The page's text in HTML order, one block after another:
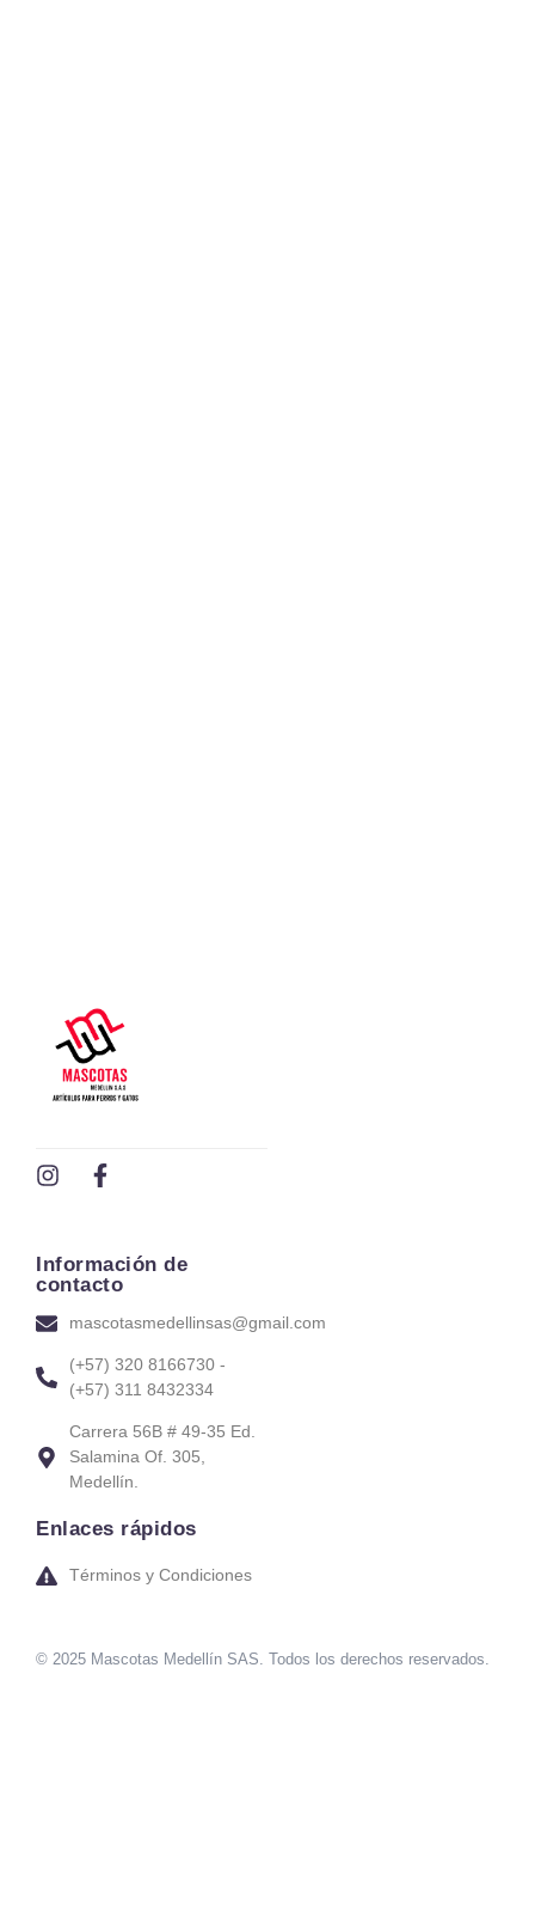
Información de
contacto
mascotasmedellinsas@gmail.com
(+57) 320 8166730 -
(+57) 311 8432334
Carrera 56B # 49-35 Ed.
Salamina Of. 305,
Medellín.
Enlaces rápidos
Términos y Condiciones
© 2025 Mascotas Medellín SAS. Todos los derechos reservados.